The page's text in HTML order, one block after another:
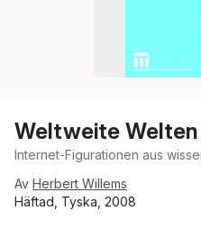
Weltweite Welten
Internet-Figurationen aus
Av Herbert Willems
Häftad, Tyska, 2008